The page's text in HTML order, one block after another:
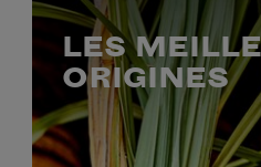
LES
ORIGINES